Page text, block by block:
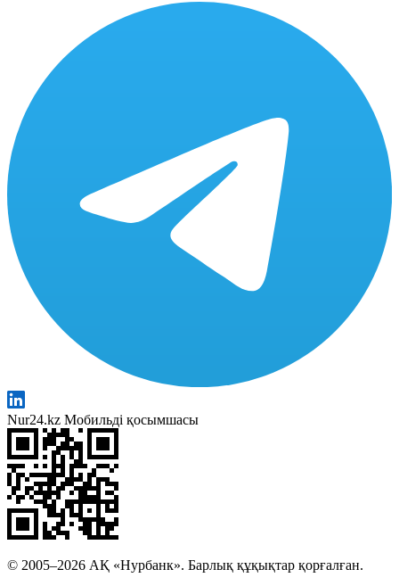
Nur24.kz Мобильді қосымшасы
© 2005–2026 АҚ «Нурбанк». Барлық құқықтар қорғалған.